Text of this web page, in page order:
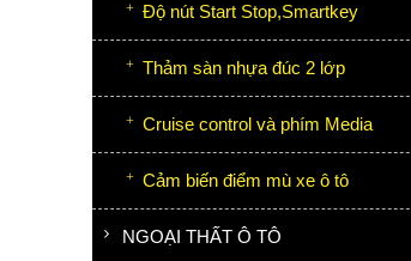
Độ nút Start Stop,Smartkey
Thảm sàn nhựa đúc 2 lớp
Cruise control và phím Media
Cảm biến điểm mù xe ô tô
NGOẠI THẤT Ô TÔ